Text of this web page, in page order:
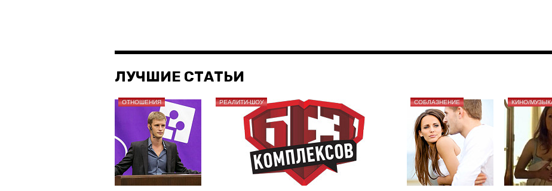
ЛУЧШИЕ СТАТЬИ
ОТНОШЕНИЯ РЕАЛИТИ-ШОУ СОБЛАЗНЕНИЕ КИНО/